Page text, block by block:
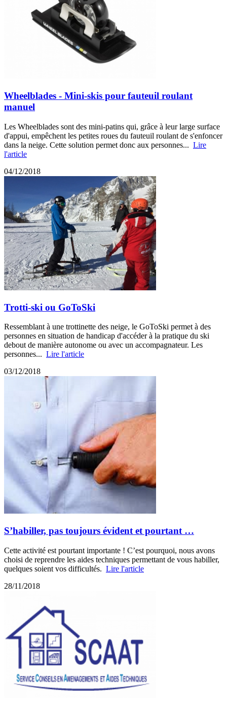
Wheelblades - Mini-skis pour fauteuil roulant
manuel
Les Wheelblades sont des mini-patins qui, grâce à leur large surface
d'appui, empêchent les petites roues du fauteuil roulant de s'enfoncer
dans la neige. Cette solution permet donc aux personnes... Lire
l'article
04/12/2018
Trotti-ski ou GoToSki
Ressemblant à une trottinette des neige, le GoToSki permet à des
personnes en situation de handicap d'accéder à la pratique du ski
debout de manière autonome ou avec un accompagnateur. Les
personnes... Lire l'article
03/12/2018
S’habiller, pas toujours évident et pourtant …
Cette activité est pourtant importante ! C’est pourquoi, nous avons
choisi de reprendre les aides techniques permettant de vous habiller,
quelques soient vos difficultés. Lire l'article
28/11/2018